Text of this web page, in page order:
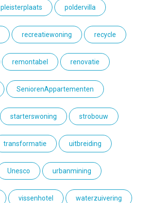
pleisterplaats poldervilla
recreatiewoning recycle
remontabel renovatie
SeniorenAppartementen
starterswoning strobouw
transformatie uitbreiding
Unesco urbanmining
vissenhotel waterzuivering